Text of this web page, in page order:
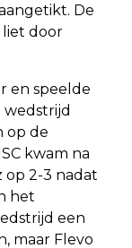
De
door
en speelde
wedstrijd
op de
kwam na
op 2-3 nadat
het
een
maar Flevo